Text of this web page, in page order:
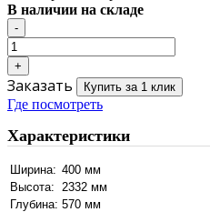
В наличии на складе
Заказать Купить за 1 клик
Где посмотреть
Характеристики
Ширина: 400 мм
Высота:
2332 мм
Глубина: 570 мм